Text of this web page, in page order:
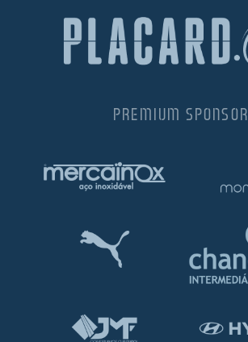
PREMIUM SPONSOR